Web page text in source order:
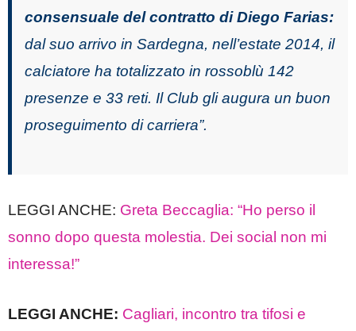
consensuale del contratto di Diego Farias:
dal suo arrivo in Sardegna, nell’estate 2014, il
calciatore ha totalizzato in rossoblù 142
presenze e 33 reti. Il Club gli augura un buon
proseguimento di carriera”.
LEGGI ANCHE: Greta Beccaglia: “Ho perso il
sonno dopo questa molestia. Dei social non mi
interessa!”
LEGGI ANCHE: Cagliari, incontro tra tifosi e